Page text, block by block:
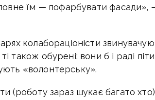
їм — пофарбувати фасади»,
колабораціоністи
також обурені: вони б і раді
«волонтерську».
(роботу зараз шукає багато